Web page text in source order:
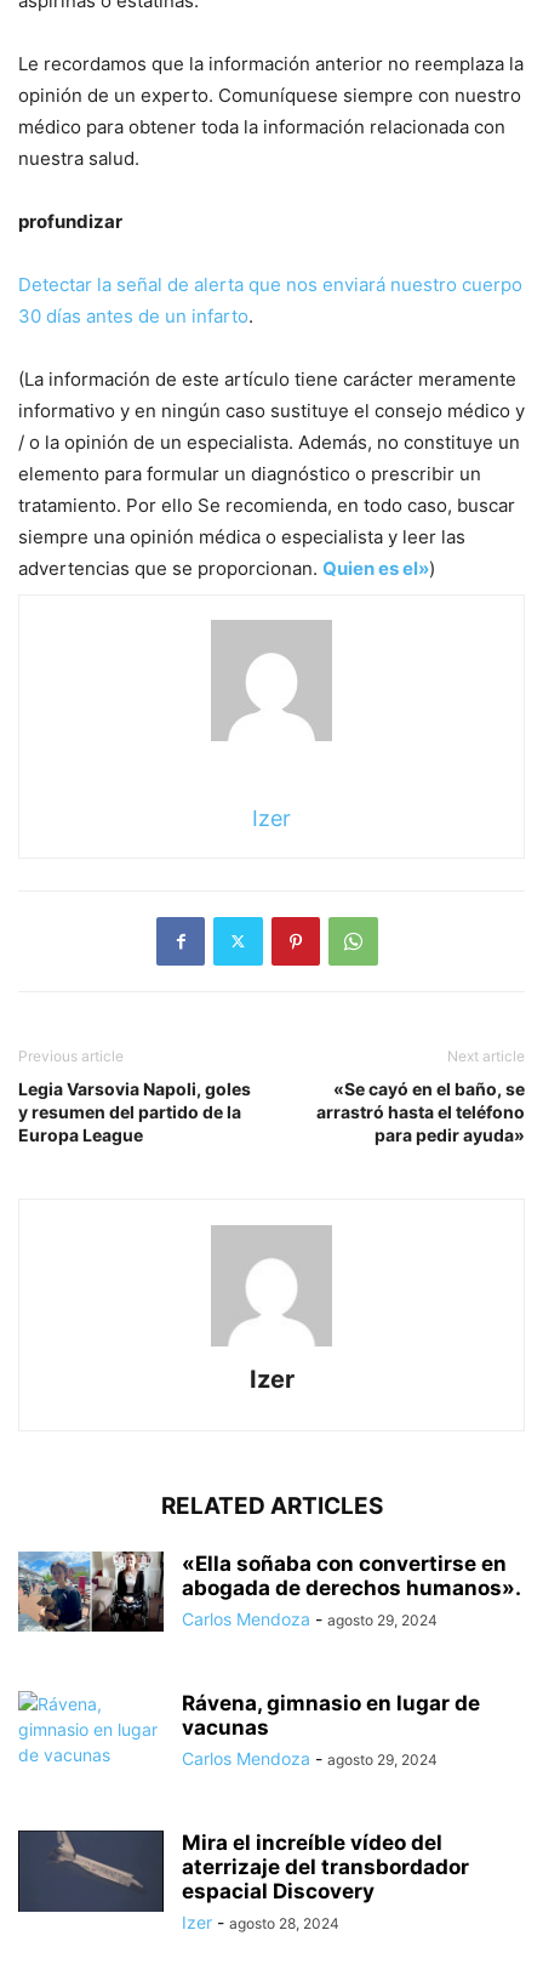
Le recordamos que la información anterior no reemplaza la
opinión de un experto. Comuníquese siempre con nuestro
médico para obtener toda la información relacionada con
nuestra salud.
profundizar
Detectar la señal de alerta que nos enviará nuestro cuerpo
30 días antes de un infarto.
(La información de este artículo tiene carácter meramente
informativo y en ningún caso sustituye el consejo médico y
/ o la opinión de un especialista. Además, no constituye un
elemento para formular un diagnóstico o prescribir un
tratamiento. Por ello Se recomienda, en todo caso, buscar
siempre una opinión médica o especialista y leer las
advertencias que se proporcionan. Quien es el»)
Izer
Previous article
Legia Varsovia Napoli, goles
y resumen del partido de la
Europa League
Next article
«Se cayó en el baño, se
arrastró hasta el teléfono
para pedir ayuda»
Izer
RELATED ARTICLES
«Ella soñaba con convertirse en
abogada de derechos humanos».
Carlos Mendoza - agosto 29, 2024
Rávena, gimnasio en lugar de
vacunas
Carlos Mendoza - agosto 29, 2024
Mira el increíble vídeo del
aterrizaje del transbordador
espacial Discovery
Izer - agosto 28, 2024